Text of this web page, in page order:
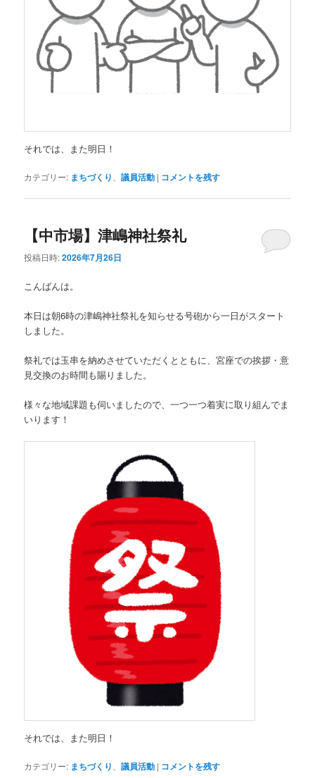
それでは、また明日！
カテゴリー: まちづくり 、議員活動 | コメントを残す
【中市場】津嶋神社祭礼
投稿日時:2026年7月26日
こんばんは。
本日は朝6時の津嶋神社祭礼を知らせる号砲から一日がスタート
しました。
祭礼では玉串を納めさせていただくとともに、宮座での挨拶・意
見交換のお時間も賜りました。
様々な地域課題も伺いましたので、一つ一つ着実に取り組んでま
いります！
それでは、また明日！
カテゴリー: まちづくり 、議員活動 | コメントを残す